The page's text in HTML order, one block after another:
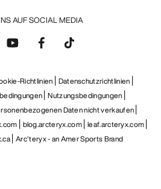
AUF SOCIAL MEDIA
Richtlinien Datenschutzrichtlinien
Nutzungsbedingungen
Daten nicht verkaufen
blog.arcteryx.com leaf.arcteryx.com
Arc'teryx - an Amer Sports Brand